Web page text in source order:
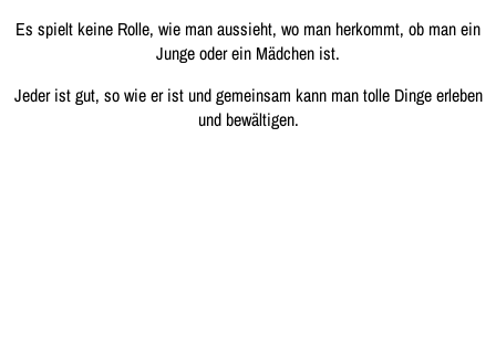
Es spielt keine Rolle, wie man aussieht, wo man herkommt, ob man ein
Junge oder ein Mädchen ist.
Jeder ist gut, so wie er ist und gemeinsam kann man tolle Dinge erleben
und bewältigen.